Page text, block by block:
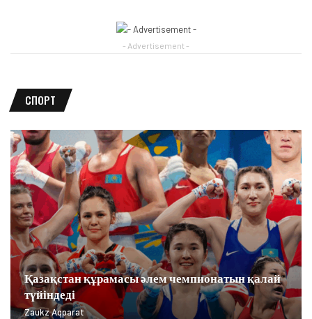
- Advertisement -
СПОРТ
Қазақстан құрамасы әлем чемпионатын қалай
түйіндеді
Zaukz Aqparat